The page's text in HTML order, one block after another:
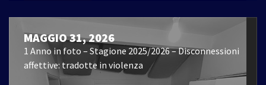
MAGGIO 31, 2026
1 Anno in foto – Stagione 2025/2026 – Disconnessioni
affettive: tradotte in violenza